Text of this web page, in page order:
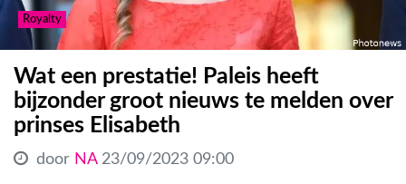
Royalty
Wat een prestatie! Paleis heeft
bijzonder groot nieuws te melden over
prinses Elisabeth
door NA 23/09/2023 09:00